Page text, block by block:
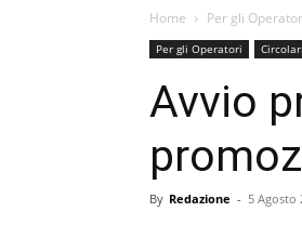
Home Per gli
Per gli Operatori Circolari
Avvio
By Redazione - 5 Agosto